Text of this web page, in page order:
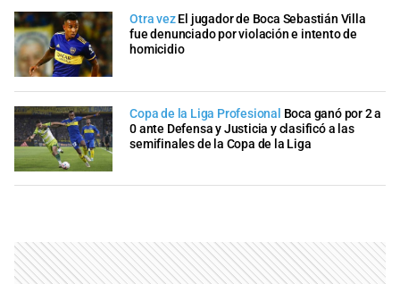
Otra vez El jugador de Boca Sebastián Villa
fue denunciado por violación e intento de
homicidio
Copa de la Liga Profesional Boca ganó por 2 a
0 ante Defensa y Justicia y clasificó a las
semifinales de la Copa de la Liga